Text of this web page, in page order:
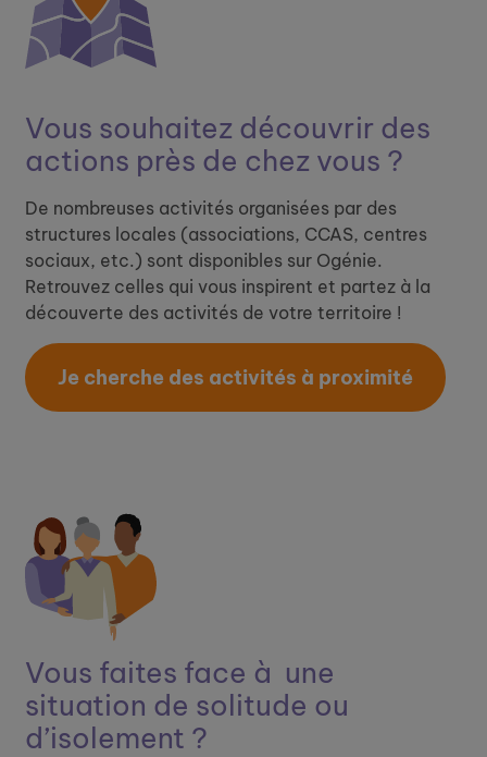
Vous souhaitez découvrir ​ des
actions près de chez vous ?
De nombreuses activités organisées par des
structures locales (associations, CCAS, centres
sociaux, etc.) sont disponibles sur Ogénie.
Retrouvez celles qui vous inspirent et partez à la
découverte des activités de votre territoire !
Je cherche des activités à proximité​
Vous faites face à ​ une
situation de solitude ou
d’isolement ?